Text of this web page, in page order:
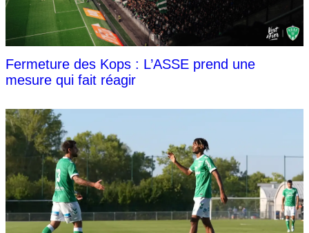
Fermeture des Kops : L’ASSE prend une
mesure qui fait réagir